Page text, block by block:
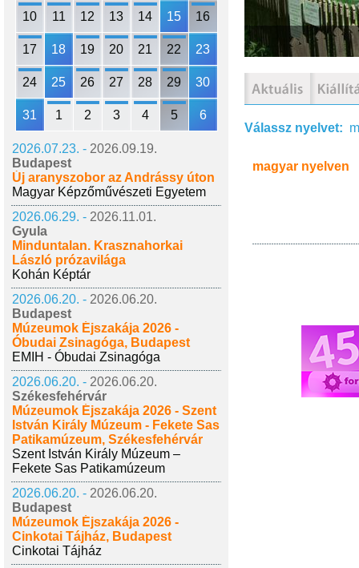
10 11 12 13 14 15 16
17 18 19 20 21 22 23
24 25 26 27 28 29 30
31 1 2 3 4 5 6
2026.07.23. - 2026.09.19.
Budapest
Új aranyszobor az Andrássy úton
Magyar Képzőművészeti Egyetem
2026.06.29. - 2026.11.01.
Gyula
Minduntalan. Krasznahorkai
László prózavilága
Kohán Képtár
2026.06.20. - 2026.06.20.
Budapest
Múzeumok Éjszakája 2026 -
Óbudai Zsinagóga, Budapest
EMIH - Óbudai Zsinagóga
2026.06.20. - 2026.06.20.
Székesfehérvár
Múzeumok Éjszakája 2026 - Szent
István Király Múzeum - Fekete Sas
Patikamúzeum, Székesfehérvár
Szent István Király Múzeum –
Fekete Sas Patikamúzeum
2026.06.20. - 2026.06.20.
Budapest
Múzeumok Éjszakája 2026 -
Cinkotai Tájház, Budapest
Cinkotai Tájház
Válassz nyelvet:
magyar nyelven